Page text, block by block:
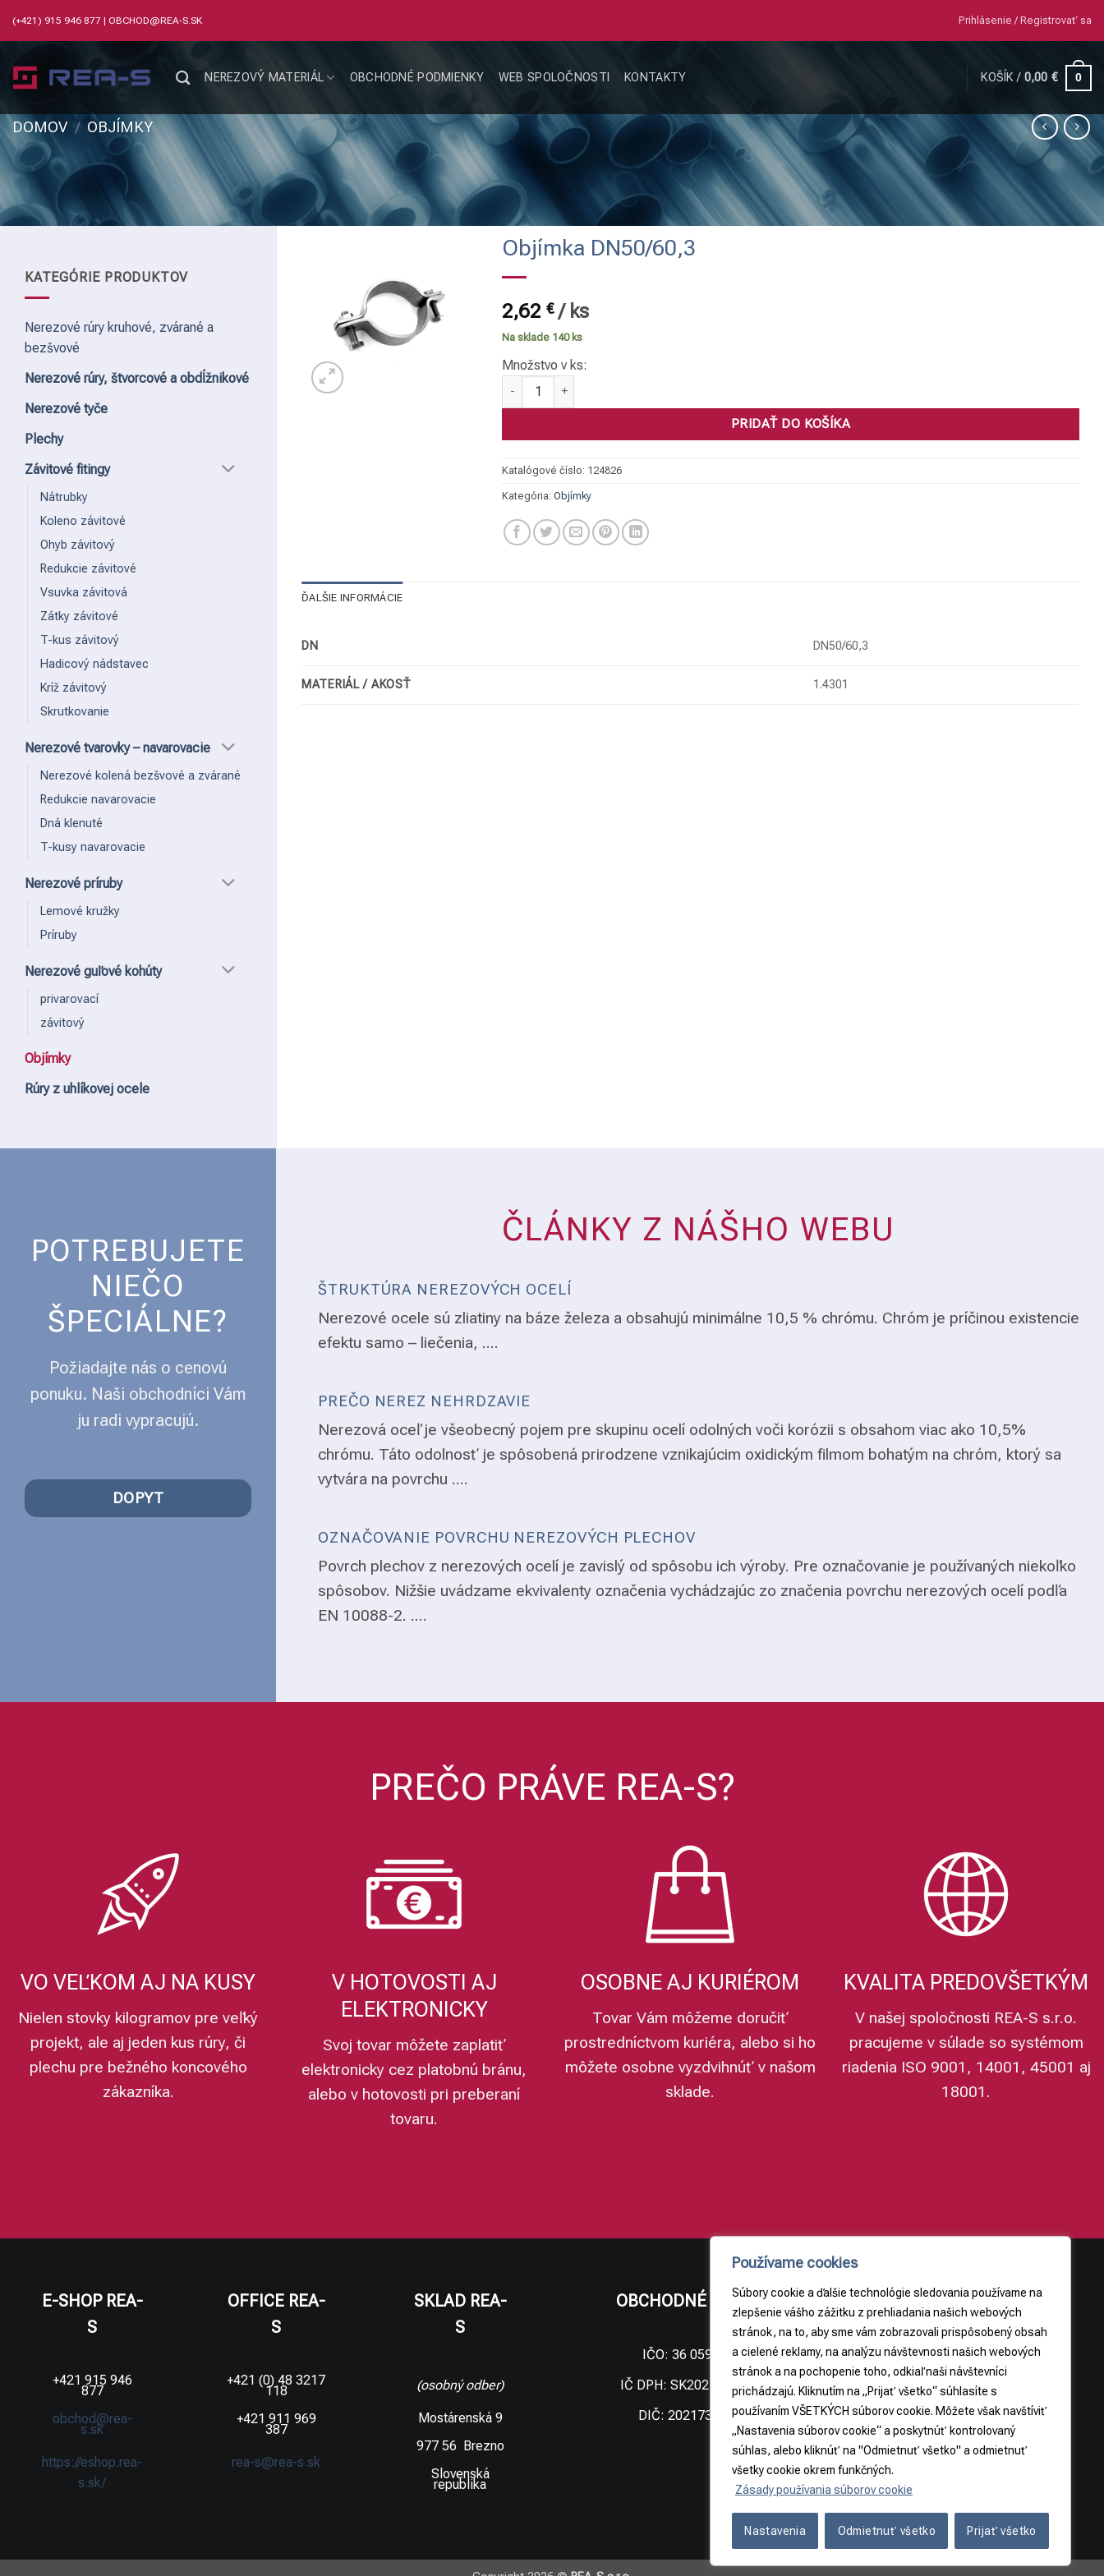
Používame cookies
Súbory cookie a ďalšie technológie sledovania používame na
zlepšenie vášho zážitku z prehliadania našich webových
stránok, na to, aby sme vám zobrazovali prispôsobený obsah
a cielené reklamy, na analýzu návštevnosti našich webových
stránok a na pochopenie toho, odkiaľ naši návštevníci
prichádzajú. Kliknutím na „Prijať všetko“ súhlasíte s
používaním VŠETKÝCH súborov cookie. Môžete však navštíviť
„Nastavenia súborov cookie“ a poskytnúť kontrolovaný
súhlas, alebo kliknúť na "Odmietnuť všetko" a odmietnuť
všetky cookie okrem funkčných.
Zásady používania súborov cookie
Nastavenia Odmietnuť všetko Prijať všetko
(+421) 915 946 877 | OBCHOD@REA-S.SK Prihlásenie / Registrovať sa
NEREZOVÝ MATERIÁL OBCHODNÉ PODMIENKY WEB SPOLOČNOSTI KONTAKTY KOŠÍK / 0,00€ 0
DOMOV / OBJÍMKY
KATEGÓRIE PRODUKTOV
Nerezové rúry kruhové, zvárané a
bezšvové
Nerezové rúry, štvorcové a obdĺžnikové
Nerezové tyče
Plechy
Závitové fitingy
Nátrubky
Koleno závitové
Ohyb závitový
Redukcie závitové
Vsuvka závitová
Zátky závitové
T-kus závitový
Hadicový nádstavec
Kríž závitový
Skrutkovanie
Nerezové tvarovky – navarovacie
Nerezové kolená bezšvové a zvárané
Redukcie navarovacie
Dná klenuté
T-kusy navarovacie
Nerezové príruby
Lemové kružky
Príruby
Nerezové guľové kohúty
privarovací
závitový
Objímky
Rúry z uhlíkovej ocele
Objímka DN50/60,3
2,62€/ ks
Na sklade 140 ks
Množstvo v ks:
množstvo Objímka DN50/60,3
PRIDAŤ DO KOŠÍKA
Katalógové číslo: 124826
Kategória:Objímky
ĎALŠIE INFORMÁCIE
DN DN50/60,3
MATERIÁL / AKOSŤ 1.4301
POTREBUJETE
NIEČO
ŠPECIÁLNE?
Požiadajte nás o cenovú
ponuku. Naši obchodníci Vám
ju radi vypracujú.
DOPYT
ČLÁNKY Z NÁŠHO WEBU
ŠTRUKTÚRA NEREZOVÝCH OCELÍ
Nerezové ocele sú zliatiny na báze železa a obsahujú minimálne 10,5 % chrómu. Chróm je príčinou existencie
efektu samo – liečenia, ....
PREČO NEREZ NEHRDZAVIE
Nerezová oceľ je všeobecný pojem pre skupinu ocelí odolných voči korózii s obsahom viac ako 10,5%
chrómu. Táto odolnosť je spôsobená prirodzene vznikajúcim oxidickým filmom bohatým na chróm, ktorý sa
vytvára na povrchu ....
OZNAČOVANIE POVRCHU NEREZOVÝCH PLECHOV
Povrch plechov z nerezových ocelí je zavislý od spôsobu ich výroby. Pre označovanie je používaných niekoľko
spôsobov. Nižšie uvádzame ekvivalenty označenia vychádzajúc zo značenia povrchu nerezových ocelí podľa
EN 10088-2. ....
PREČO PRÁVE REA-S?
VO VEĽKOM AJ NA KUSY
Nielen stovky kilogramov pre veľký
projekt, ale aj jeden kus rúry, či
plechu pre bežného koncového
zákazníka.
V HOTOVOSTI AJ
ELEKTRONICKY
Svoj tovar môžete zaplatiť
elektronicky cez platobnú bránu,
alebo v hotovosti pri preberaní
tovaru.
OSOBNE AJ KURIÉROM
Tovar Vám môžeme doručiť
prostredníctvom kuriéra, alebo si ho
môžete osobne vyzdvihnúť v našom
sklade.
KVALITA PREDOVŠETKÝM
V našej spoločnosti REA-S s.r.o.
pracujeme v súlade so systémom
riadenia ISO 9001, 14001, 45001 aj
18001.
E-SHOP REA-
S
+421 915 946
877
obchod@rea-
s.sk
https://eshop.rea-
s.sk/
OFFICE REA-
S
+421 (0) 48 3217
118
+421 911 969
387
rea-s@rea-s.sk
SKLAD REA-
S
(osobný odber)
Mostárenská 9
977 56 Brezno
Slovenská
republika
OBCHODNÉ ÚDAJE
IČO: 36 059 099
IČ DPH: SK2021733065
DIČ: 2021733065
PRÁVNE INFORMÁCIE
Obchodné podmienky
Odstúpenie od zmluvy